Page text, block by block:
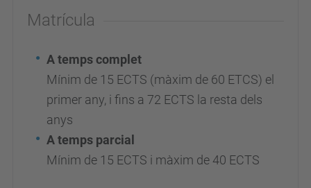
Matrícula
A temps complet
Mínim de 15 ECTS (màxim de 60 ETCS) el
primer any, i fins a 72 ECTS la resta dels
anys
A temps parcial
Mínim de 15 ECTS i màxim de 40 ECTS